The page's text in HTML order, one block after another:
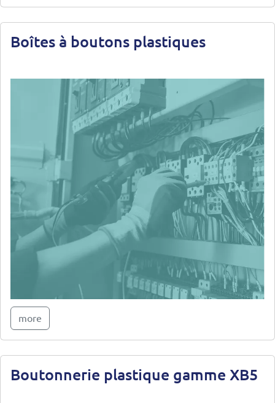
Boîtes à boutons plastiques
more
Boutonnerie plastique gamme XB5